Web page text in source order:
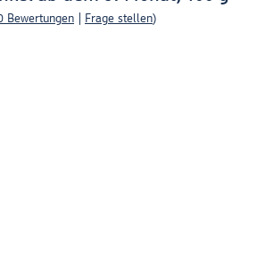
Bewertungen Frage stellen)